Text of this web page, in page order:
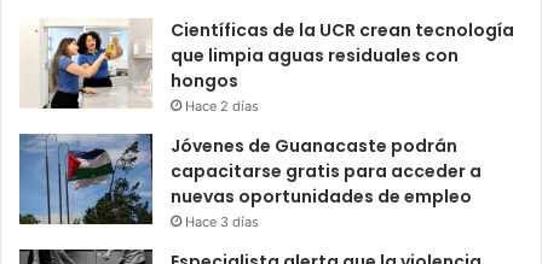
Científicas de la UCR crean tecnología
que limpia aguas residuales con
hongos
Hace 2 días
Jóvenes de Guanacaste podrán
capacitarse gratis para acceder a
nuevas oportunidades de empleo
Hace 3 días